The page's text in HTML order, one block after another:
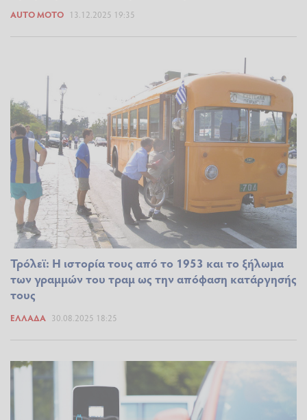
AUTO MOTO 13.12.2025 19:35
Τρόλεϊ: Η ιστορία τους από το 1953 και το ξήλωμα
των γραμμών του τραμ ως την απόφαση κατάργησής
τους
ΕΛΛΆΔΑ 30.08.2025 18:25